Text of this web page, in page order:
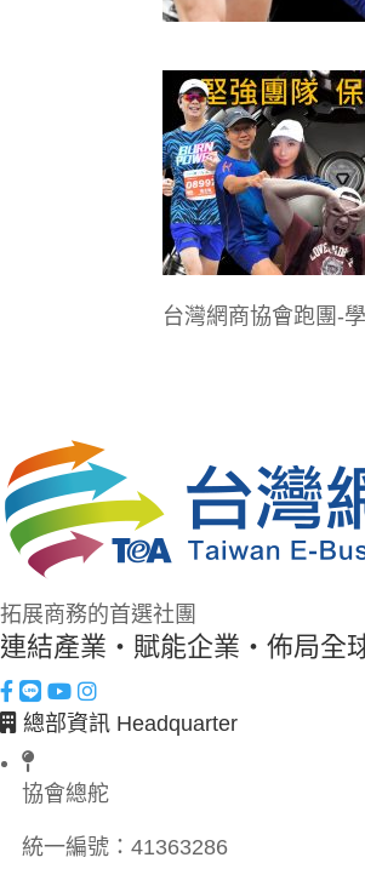
台灣網商協會跑團-
拓展商務的首選社團
連結產業・賦能企業・佈局全
總部資訊 Headquarter
協會總舵
統一編號： 41363286